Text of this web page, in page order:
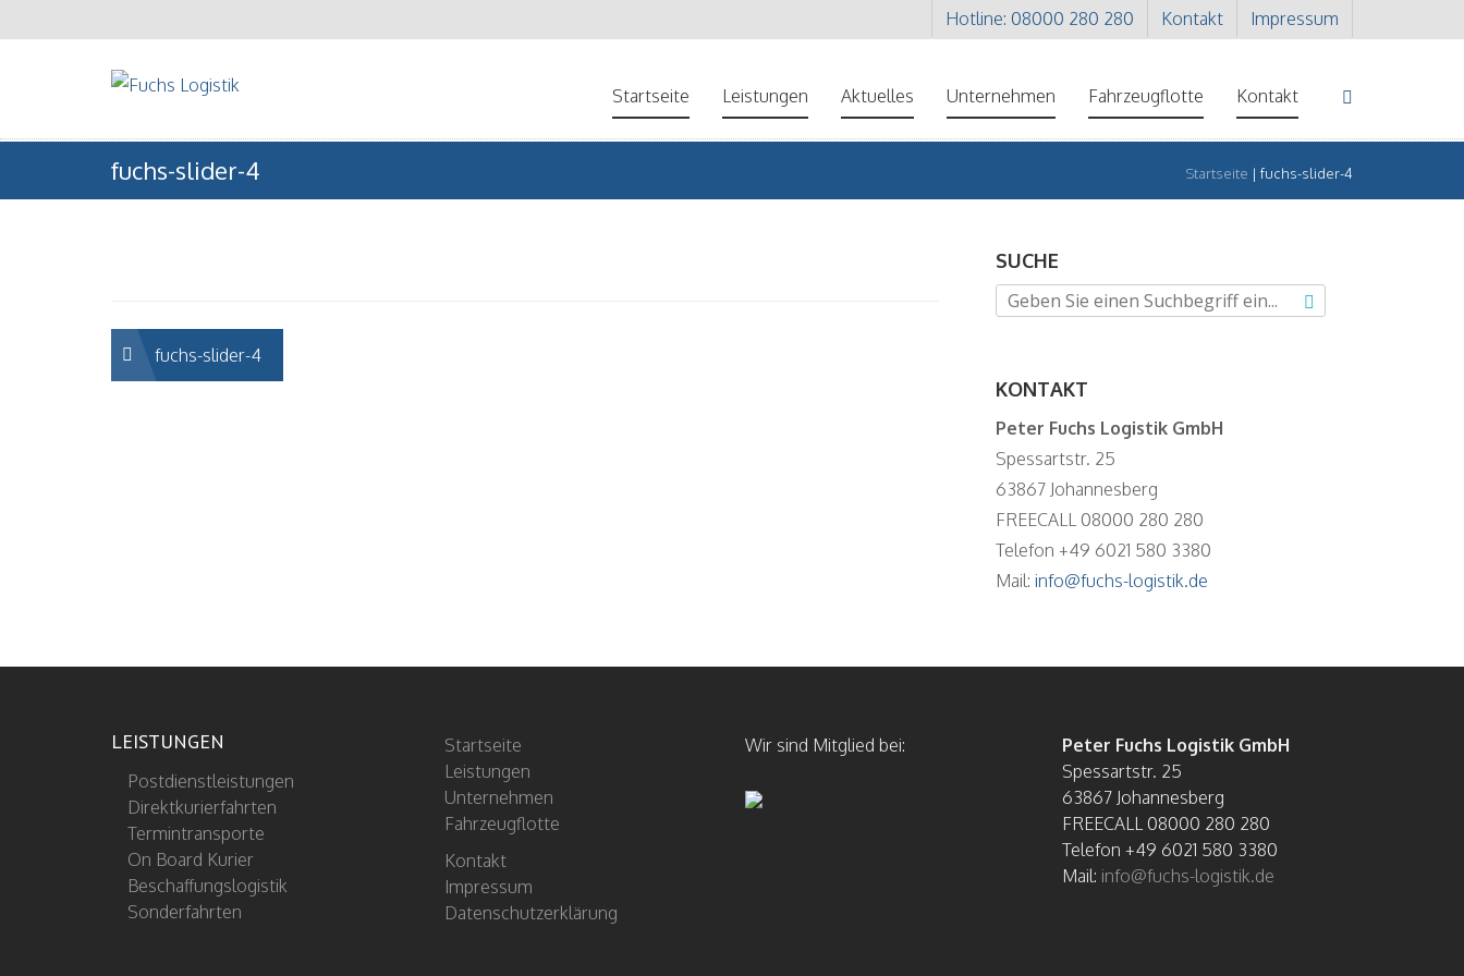
Impressum
Kontakt
Hotline: 08000 280 280
Startseite Leistungen Aktuelles Unternehmen Fahrzeugflotte Kontakt
fuchs-slider-4 Startseite | fuchs-slider-4
fuchs-slider-4
SUCHE
KONTAKT
Peter Fuchs Logistik GmbH
Spessartstr. 25
63867 Johannesberg
FREECALL 08000 280 280
Telefon +49 6021 580 3380
Mail: info@fuchs-logistik.de
LEISTUNGEN
Postdienstleistungen
Direktkurierfahrten
Termintransporte
On Board Kurier
Beschaffungslogistik
Sonderfahrten
Startseite
Leistungen
Unternehmen
Fahrzeugflotte
Kontakt
Impressum
Datenschutzerklärung
Wir sind Mitglied bei:
Peter Fuchs Logistik GmbH
Spessartstr. 25
63867 Johannesberg
FREECALL 08000 280 280
Telefon +49 6021 580 3380
Mail: info@fuchs-logistik.de